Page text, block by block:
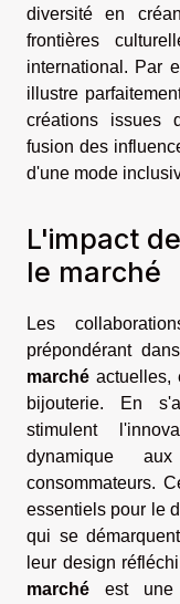
diversité en
frontières
international. Par
illustre
créations issues
fusion des
d'une mode
L'impact
le marché
Les
prépondérant
marché actuelles,
bijouterie. En
stimulent
dynamique
consommateurs.
essentiels pour le
qui se
leur design
marché est une